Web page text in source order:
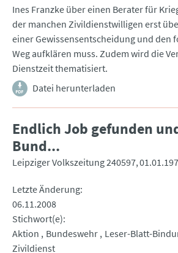
Ines Franzke über einen Berater für
der manchen Zivildienstwilligen erst
einer Gewissensentscheidung und den
Weg aufklären muss. Zudem wird die
Dienstzeit thematisiert.
Datei herunterladen
Endlich Job gefunden
Bund...
Leipziger Volkszeitung 240597
Letzte Änderung
06.11.2008
Stichwort(e)
Aktion
Bundeswehr Leser-Blatt-
Zivildienst